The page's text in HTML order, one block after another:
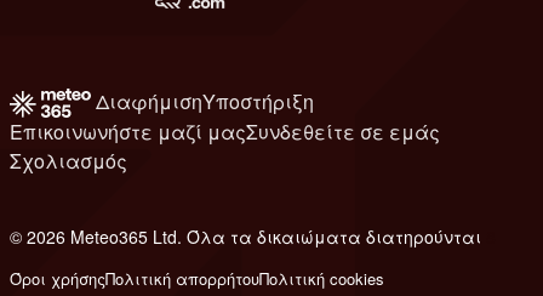
ΔιαφήμισηΥποστήριξη
Επικοινωνήστε μαζί μαςΣυνδεθείτε σε εμάς
Σχολιασμός
© 2026 Meteo365 Ltd. Όλα τα δικαιώματα διατηρούνται
Όροι χρήσηςΠολιτική απορρήτουΠολιτική cookies